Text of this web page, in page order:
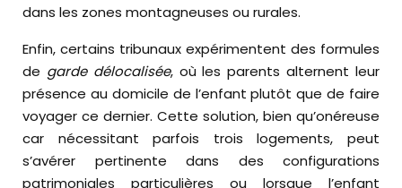
dans les zones montagneuses ou rurales.
Enfin, certains tribunaux expérimentent des formules
de garde délocalisée, où les parents alternent leur
présence au domicile de l’enfant plutôt que de faire
voyager ce dernier. Cette solution, bien qu’onéreuse
car nécessitant parfois trois logements, peut
s’avérer pertinente dans des configurations
patrimoniales particulières ou lorsque l’enfant